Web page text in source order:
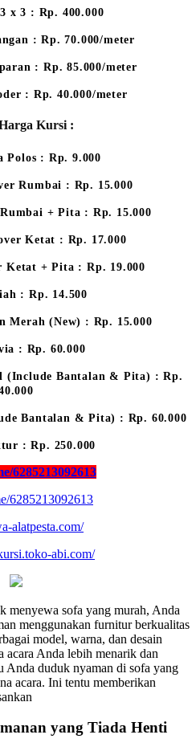
x 3 : Rp. 400.000
: Rp. 70.000/meter
: Rp. 85.000/meter
: Rp. 40.000/meter
Kursi :
: Rp. 9.000
Rumbai : Rp. 15.000
+ Pita : Rp. 15.000
Ketat : Rp. 17.000
Ketat + Pita : Rp. 19.000
: Rp. 14.500
Merah (New) : Rp. 15.000
: Rp. 60.000
Bantalan & Pita) : Rp.
Bantalan & Pita) : Rp. 60.000
: Rp. 250.000
6285213092613
6285213092613
alatpesta.com/
abi.com/
menyewa sofa yang murah, Anda
menggunakan furnitur berkualitas
model, warna, dan desain
acara Anda lebih menarik dan
Anda duduk nyaman di sofa yang
acara. Ini tentu memberikan
yang Tiada Henti